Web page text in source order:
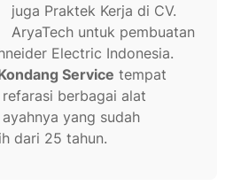
juga Praktek Kerja di CV.
AryaTech untuk pembuatan
Electric Indonesia.
Service tempat
berbagai alat
yang sudah
dari 25 tahun.